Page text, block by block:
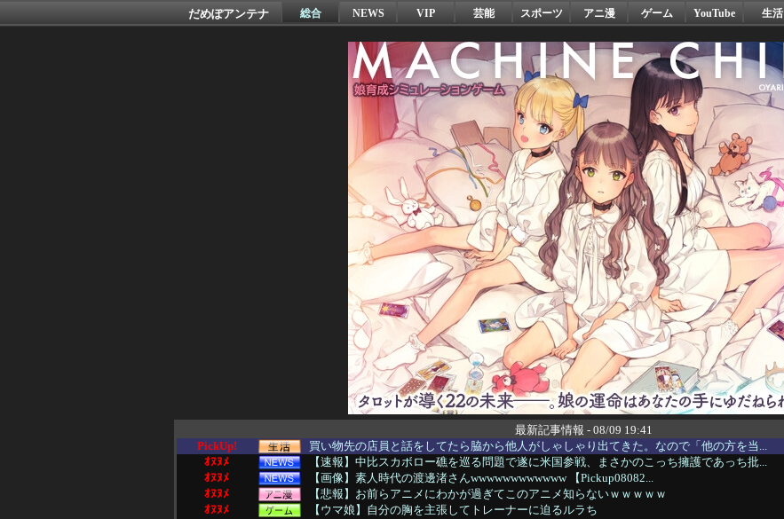
だめぽアンテナ 総合 NEWS VIP 芸能 スポーツ アニ漫 ゲーム YouTube 生活
最新記事情報 - 08/09 19:41
PickUp!
買い物先の店員と話をしてたら脇から他人がしゃしゃり出てきた。なので「他の方を当...
ｵﾇﾇﾒ
【速報】中比スカボロー礁を巡る問題で遂に米国参戦、まさかのこっち擁護であっち批...
ｵﾇﾇﾒ
【画像】素人時代の渡邊渚さんwwwwwwwwwwww 【Pickup08082...
ｵﾇﾇﾒ
【悲報】お前らアニメにわかが過ぎてこのアニメ知らないｗｗｗｗｗ
ｵﾇﾇﾒ
【ウマ娘】自分の胸を主張してトレーナーに迫るルラち